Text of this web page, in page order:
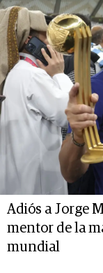
Adiós a Jorge
mentor de la
mundial